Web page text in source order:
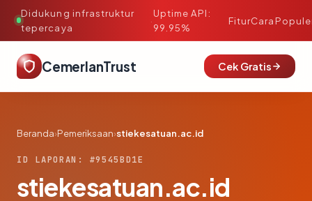
Didukung infrastruktur
tepercaya
·
Uptime API:
99.95%
FiturCara
CemerlanTrust Cek Gratis
Beranda›Pemeriksaan›stiekesatuan.ac.id
ID LAPORAN: #9545BD1E
stiekesatuan.ac.id